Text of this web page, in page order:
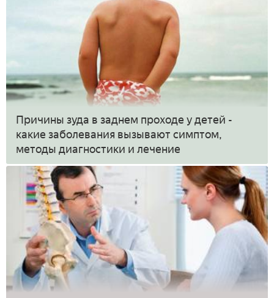
Причины зуда в заднем проходе у детей -
какие заболевания вызывают симптом,
методы диагностики и лечение